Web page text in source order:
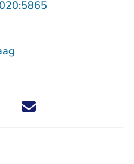
dit nieuwsbericht via X -
Deel dit nieuwsbericht via
Deel dit nieuwsbericht
Deel dit